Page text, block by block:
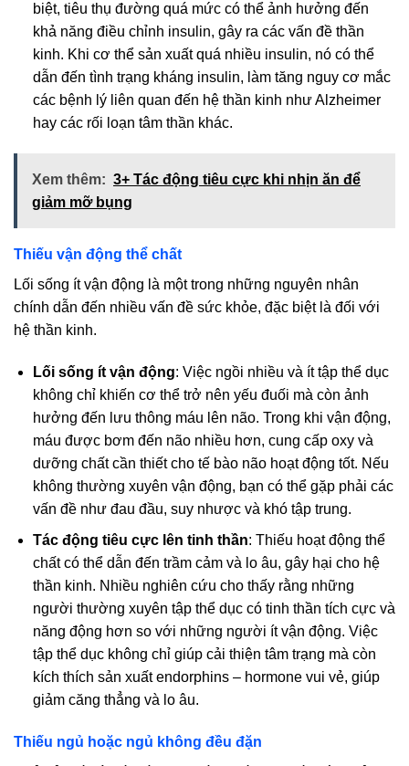
biệt, tiêu thụ đường quá mức có thể ảnh hưởng đến
khả năng điều chỉnh insulin, gây ra các vấn đề thần
kinh. Khi cơ thể sản xuất quá nhiều insulin, nó có thể
dẫn đến tình trạng kháng insulin, làm tăng nguy cơ mắc
các bệnh lý liên quan đến hệ thần kinh như Alzheimer
hay các rối loạn tâm thần khác.
Xem thêm: 3+ Tác động tiêu cực khi nhịn ăn để
giảm mỡ bụng
Thiếu vận động thể chất
Lối sống ít vận động là một trong những nguyên nhân
chính dẫn đến nhiều vấn đề sức khỏe, đặc biệt là đối với
hệ thần kinh.
Lối sống ít vận động: Việc ngồi nhiều và ít tập thể dục
không chỉ khiến cơ thể trở nên yếu đuối mà còn ảnh
hưởng đến lưu thông máu lên não. Trong khi vận động,
máu được bơm đến não nhiều hơn, cung cấp oxy và
dưỡng chất cần thiết cho tế bào não hoạt động tốt. Nếu
không thường xuyên vận động, bạn có thể gặp phải các
vấn đề như đau đầu, suy nhược và khó tập trung.
Tác động tiêu cực lên tinh thần: Thiếu hoạt động thể
chất có thể dẫn đến trầm cảm và lo âu, gây hại cho hệ
thần kinh. Nhiều nghiên cứu cho thấy rằng những
người thường xuyên tập thể dục có tinh thần tích cực và
năng động hơn so với những người ít vận động. Việc
tập thể dục không chỉ giúp cải thiện tâm trạng mà còn
kích thích sản xuất endorphins – hormone vui vẻ, giúp
giảm căng thẳng và lo âu.
Thiếu ngủ hoặc ngủ không đều đặn